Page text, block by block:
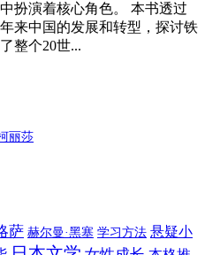
扮演着核心角色。 本书透过
来中国的发展和转型，探讨铁
整个20世...
丽莎
萨 赫尔曼·黑塞 学习方法 悬疑小